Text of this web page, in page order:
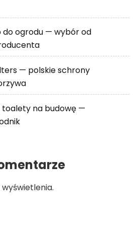
do ogrodu — wybór od
— polskie schrony
toalety na budowę —